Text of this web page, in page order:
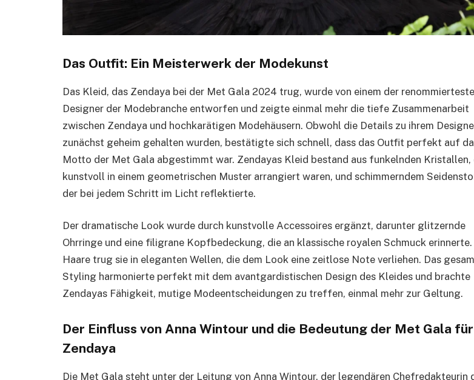
Das Outfit: Ein Meisterwerk der Modekunst
Das Kleid, das Zendaya bei der Met Gala 2024 trug, wurde von einem der
Designer der Modebranche entworfen und zeigte einmal mehr die tiefe Zusammenarbeit
zwischen Zendaya und hochkarätigen Modehäusern. Obwohl die Details zu ihrem
zunächst geheim gehalten wurden, bestätigte sich schnell, dass das Outfit perfekt auf
Motto der Met Gala abgestimmt war. Zendayas Kleid bestand aus funkelnden Kristallen,
kunstvoll in einem geometrischen Muster arrangiert waren, und schimmerndem
der bei jedem Schritt im Licht reflektierte.
Der dramatische Look wurde durch kunstvolle Accessoires ergänzt, darunter glitzernde
Ohrringe und eine filigrane Kopfbedeckung, die an klassische royalen Schmuck erinnerte.
Haare trug sie in eleganten Wellen, die dem Look eine zeitlose Note verliehen. Das
Styling harmonierte perfekt mit dem avantgardistischen Design des Kleides und brachte
Zendayas Fähigkeit, mutige Modeentscheidungen zu treffen, einmal mehr zur Geltung.
Der Einfluss von Anna Wintour und die Bedeutung der Met Gala für
Zendaya
Die Met Gala steht unter der Leitung von Anna Wintour, der legendären Chefredakteurin